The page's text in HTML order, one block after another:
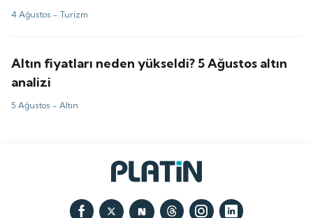
4 Ağustos -Turizm
Altın fiyatları neden yükseldi? 5 Ağustos altın
analizi
5 Ağustos -Altın